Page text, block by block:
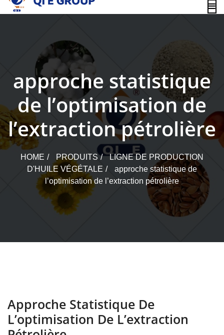
content
approche statistique
de l’optimisation de
l’extraction pétrolière
HOME PRODUITS
LIGNE DE PRODUCTION
D'HUILE VÉGÉTALE
approche statistique de
l’optimisation de l’extraction pétrolière
Approche Statistique De
L’optimisation De L’extraction